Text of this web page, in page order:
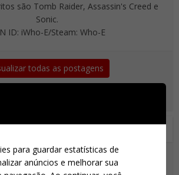
são Tomb Raider, Assassin's Creed e
Sonic.
ID: iWho-E/Steam: Who-E
todas as postagens
também pode gostar de
para guardar estatísticas de
anúncios e melhorar sua